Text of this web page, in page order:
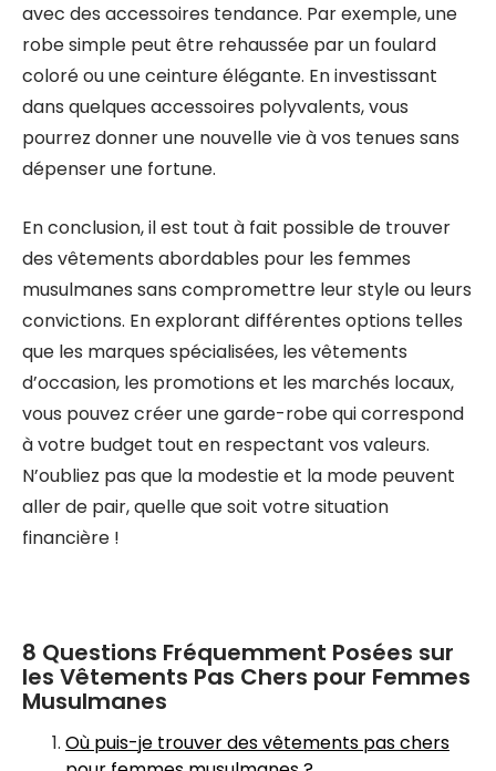
avec des accessoires tendance. Par exemple, une
robe simple peut être rehaussée par un foulard
coloré ou une ceinture élégante. En investissant
dans quelques accessoires polyvalents, vous
pourrez donner une nouvelle vie à vos tenues sans
dépenser une fortune.
En conclusion, il est tout à fait possible de trouver
des vêtements abordables pour les femmes
musulmanes sans compromettre leur style ou leurs
convictions. En explorant différentes options telles
que les marques spécialisées, les vêtements
d’occasion, les promotions et les marchés locaux,
vous pouvez créer une garde-robe qui correspond
à votre budget tout en respectant vos valeurs.
N’oubliez pas que la modestie et la mode peuvent
aller de pair, quelle que soit votre situation
financière !
8 Questions Fréquemment Posées sur
les Vêtements Pas Chers pour Femmes
Musulmanes
Où puis-je trouver des vêtements pas chers